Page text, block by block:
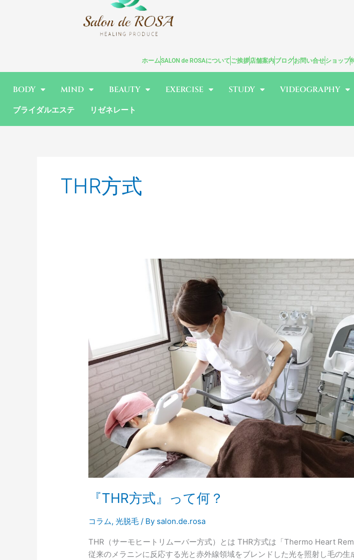
ホームSALON de ROSAについて ご挨拶店舗案内ブログお問い合せショップ
BODY MIND BEAUTY EXERCISE STUDY
VIDEOGRAPHY
ブライダルエステ
リゼネレート
THR方式
『THR方式』って何？
コラム,光脱毛 / By salon.de.rosa
THR（サーモヒートリムーバー方式）とは THR方式は「Thermo Heart
従来のメラニンに反応する光と赤外線領域をブレンドした光を照射し毛の生